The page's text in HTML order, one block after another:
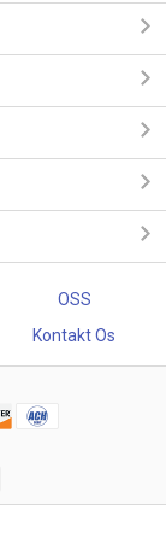
OSS
Kontakt Os